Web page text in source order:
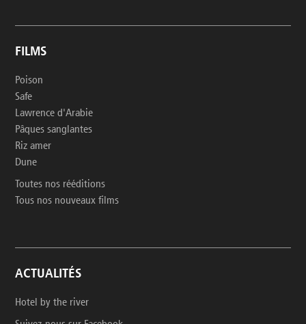
FILMS
Poison
Safe
Lawrence d'Arabie
Pâques sanglantes
Riz amer
Dune
Toutes nos rééditions
Tous nos nouveaux films
ACTUALITÉS
Hotel by the river